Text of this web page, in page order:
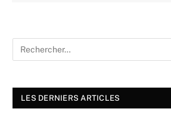
LES DERNIERS ARTICLES